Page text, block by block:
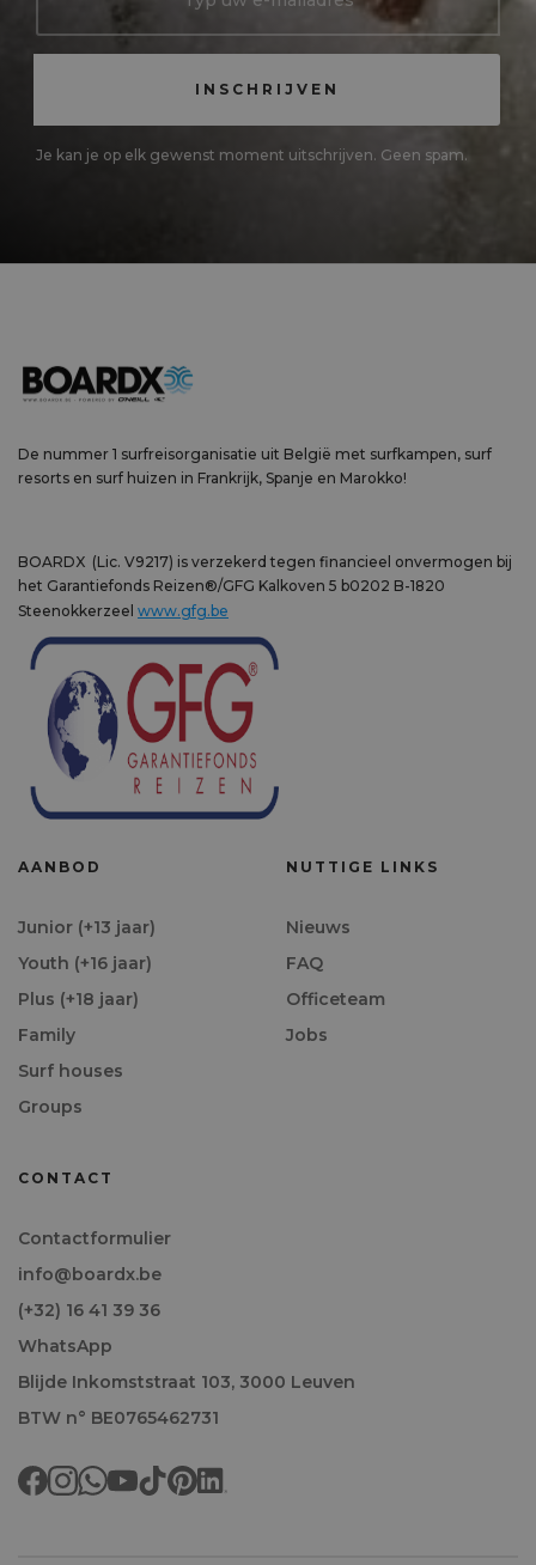
Je kan je op elk gewenst moment uitschrijven. Geen spam.
De nummer 1 surfreisorganisatie uit België met surfkampen, surf
resorts en surf huizen in Frankrijk, Spanje en Marokko!
BOARDX (Lic. V9217) is verzekerd tegen financieel onvermogen bij
het Garantiefonds Reizen®/GFG Kalkoven 5 b0202 B-1820
Steenokkerzeel www.gfg.be
AANBOD
Junior (+13 jaar)
Youth (+16 jaar)
Plus (+18 jaar)
Family
Surf houses
Groups
NUTTIGE LINKS
Nieuws
FAQ
Officeteam
Jobs
CONTACT
Contactformulier
info@boardx.be
(+32) 16 41 39 36
WhatsApp
Blijde Inkomststraat 103, 3000 Leuven
BTW n° BE0765462731